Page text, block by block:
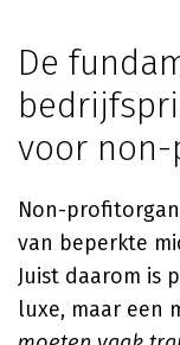
De
voor
Non-
van beperkte
Juist daarom is
luxe, maar een